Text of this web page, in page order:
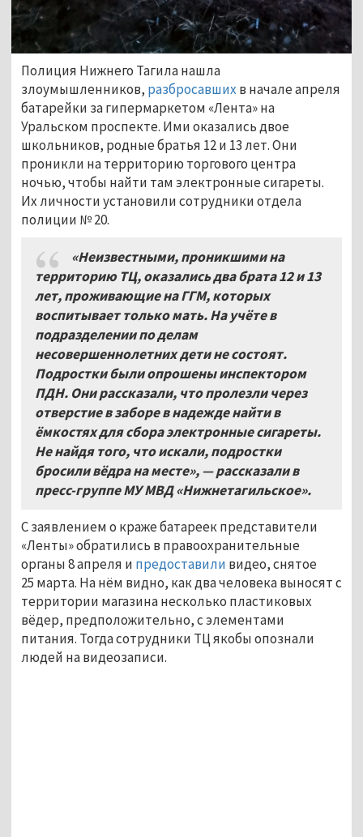
Полиция Нижнего Тагила нашла
злоумышленников, разбросавших в начале апреля
батарейки за гипермаркетом «Лента» на
Уральском проспекте. Ими оказались двое
школьников, родные братья 12 и 13 лет. Они
проникли на территорию торгового центра
ночью, чтобы найти там электронные сигареты.
Их личности установили сотрудники отдела
полиции № 20.
«Неизвестными, проникшими на
территорию ТЦ, оказались два брата 12 и 13
лет, проживающие на ГГМ, которых
воспитывает только мать. На учёте в
подразделении по делам
несовершеннолетнихдети не состоят.
Подростки были опрошены инспектором
ПДН. Они рассказали, что пролезли через
отверстие в заборе в надежде найти в
ёмкостях для сбора электронные сигареты.
Не найдя того, что искали, подростки
бросили вёдра на месте», — рассказалив
пресс-группе МУ МВД «Нижнетагильское».
С заявлением о краже батареек представители
«Ленты» обратились в правоохранительные
органы 8 апреля и предоставили видео, снятое
25 марта. На нём видно, как два человека выносят с
территории магазина несколько пластиковых
вёдер, предположительно, с элементами
питания. Тогда сотрудники ТЦ якобы опознали
людей на видеозаписи.